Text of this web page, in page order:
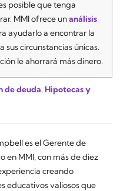
posible que tenga
MMI ofrece unanálisis
ayudarlo a encontrar la
sus circunstancias únicas.
le ahorrará más dinero.
de deuda,Hipotecas y
es el Gerente de
en MMI, con más de diez
creando
educativos valiosos que